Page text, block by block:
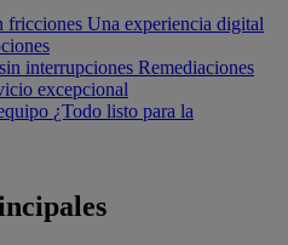
fricciones Una experiencia digital
interrupciones Remediaciones
excepcional
¿Todo listo para la